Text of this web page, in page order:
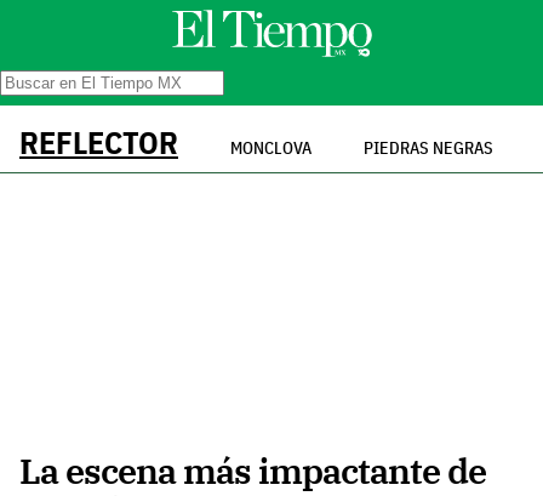
REFLECTOR MONCLOVA PIEDRAS NEGRAS
La escena más impactante de